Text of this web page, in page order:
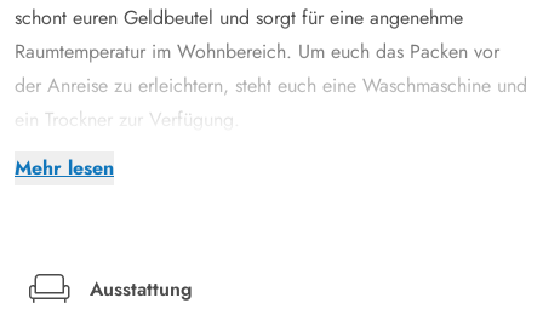
Mehr lesen
schont euren Geldbeutel und sorgt für eine angenehme
Raumtemperatur im Wohnbereich. Um euch das Packen vor
der Anreise zu erleichtern, steht euch eine Waschmaschine und
ein Trockner zur Verfügung.
Hier findet ihr drei gemütliche Schlafzimmer, die mit zwei
Verfügung, beide mit Fußbodenheizung, die für einen
Ausstattung